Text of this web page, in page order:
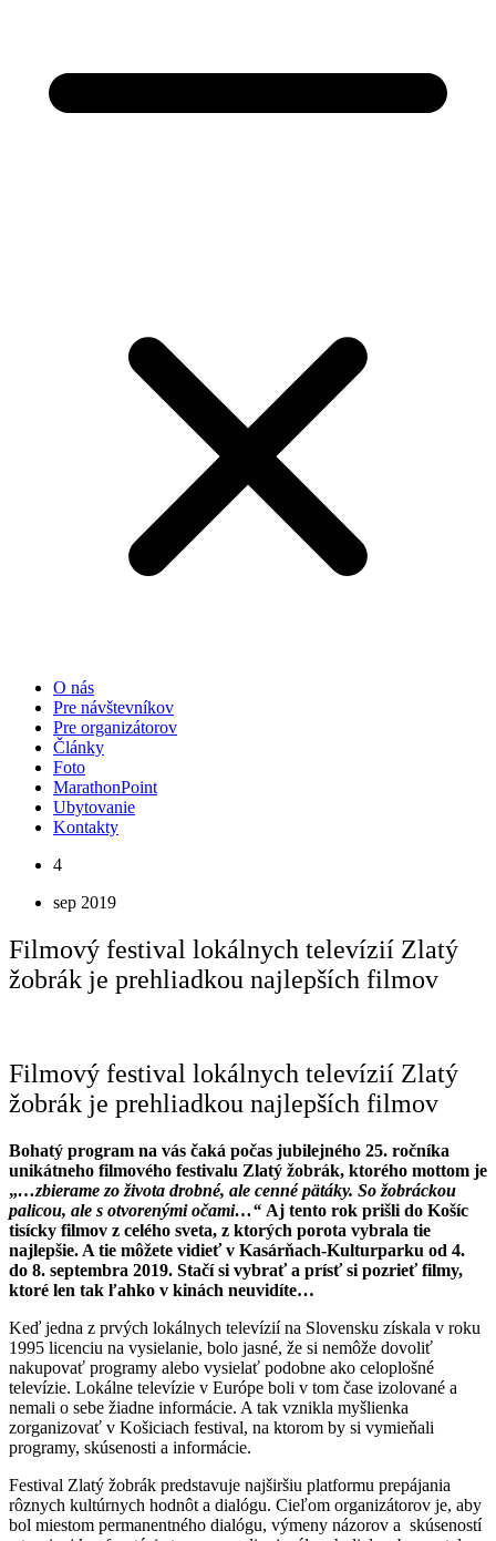
O nás
Pre návštevníkov
Pre organizátorov
Články
Foto
MarathonPoint
Ubytovanie
Kontakty
4
sep 2019
Filmový festival lokálnych televízií Zlatý
žobrák je prehliadkou najlepších filmov
Filmový festival lokálnych televízií Zlatý
žobrák je prehliadkou najlepších filmov
Bohatý program na vás čaká počas jubilejného 25. ročníka
unikátneho filmového festivalu Zlatý žobrák, ktorého mottom je
„…zbierame zo života drobné, ale cenné pätáky. So žobráckou
palicou, ale s otvorenými očami…“ Aj tento rok prišli do Košíc
tisícky filmov z celého sveta, z ktorých porota vybrala tie
najlepšie. A tie môžete vidieť v Kasárňach-Kulturparku od 4.
do 8. septembra 2019. Stačí si vybrať a prísť si pozrieť filmy,
ktoré len tak ľahko v kinách neuvidíte…
Keď jedna z prvých lokálnych televízií na Slovensku získala v roku
1995 licenciu na vysielanie, bolo jasné, že si nemôže dovoliť
nakupovať programy alebo vysielať podobne ako celoplošné
televízie. Lokálne televízie v Európe boli v tom čase izolované a
nemali o sebe žiadne informácie. A tak vznikla myšlienka
zorganizovať v Košiciach festival, na ktorom by si vymieňali
programy, skúsenosti a informácie.
Festival Zlatý žobrák predstavuje najširšiu platformu prepájania
rôznych kultúrnych hodnôt a dialógu. Cieľom organizátorov je, aby
bol miestom permanentného dialógu, výmeny názorov a skúseností